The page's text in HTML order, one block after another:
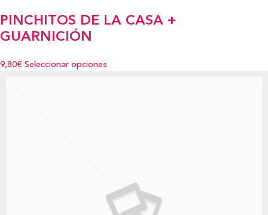
PINCHITOS DE LA CASA +
GUARNICIÓN
9,80€ Seleccionar opciones